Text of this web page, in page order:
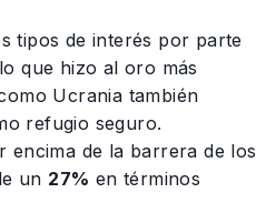
tipos de interés por parte
que hizo al oro más
Ucrania también
refugio seguro.
encima de la barrera de los
un 27% en términos